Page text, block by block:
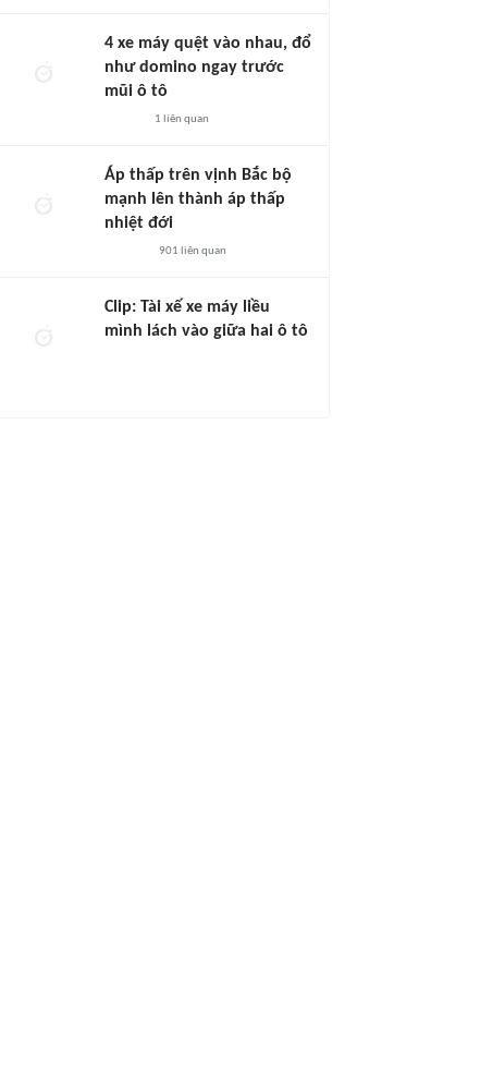
4 xe máy quệt vào nhau, đổ
như domino ngay trước
mũi ô tô
1 liên quan
Áp thấp trên vịnh Bắc bộ
mạnh lên thành áp thấp
nhiệt đới
901 liên quan
Clip: Tài xế xe máy liều
mình lách vào giữa hai ô tô